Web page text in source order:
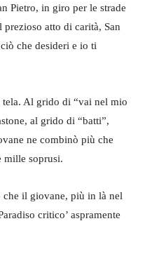
Pietro, in giro per le strade
atto di carità, San
che desideri e io ti
tela. Al grido di “vai nel mio
al grido di “batti”,
ne combinò più che
mille soprusi.
che il giovane, più in là nel
critico’ aspramente